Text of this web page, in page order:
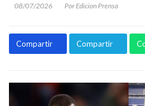
08/07/2026 Por Edicion Prensa
Compartir Compartir